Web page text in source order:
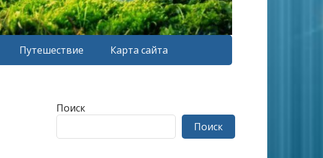
Путешествие Карта сайта
Поиск
Поиск